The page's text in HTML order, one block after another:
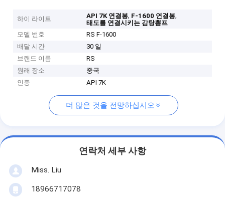
하이 라이트 API 7K 연결봉, F-1600 연결봉,
태도를 연결시키는 감탕뽐프
모델 번호
RS F-1600
배달 시간
30 일
브랜드 이름
RS
원래 장소
중국
인증
API 7K
더 많은 것을 전망하십시오
연락처 세부 사항
Miss. Liu
18966717078